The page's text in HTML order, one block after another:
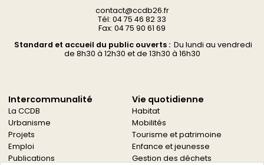
contact@ccdb26.fr
Tél: 04 75 46 82 33
Fax: 04 75 90 61 69
Standard et accueil du public ouverts :Du lundi au vendredi
de 8h30 à 12h30 et de 13h30 à 16h30
Intercommunalité
La CCDB
Urbanisme
Projets
Emploi
Publications
Vie quotidienne
Habitat
Mobilités
Tourisme et patrimoine
Enfance et jeunesse
Gestion des déchets